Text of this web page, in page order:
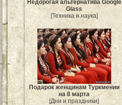
Недорогая альтернатива Google
Glass
[Техника и наука]
Подарок женщинам Туркмении
на 8 марта
[Дни и праздники]